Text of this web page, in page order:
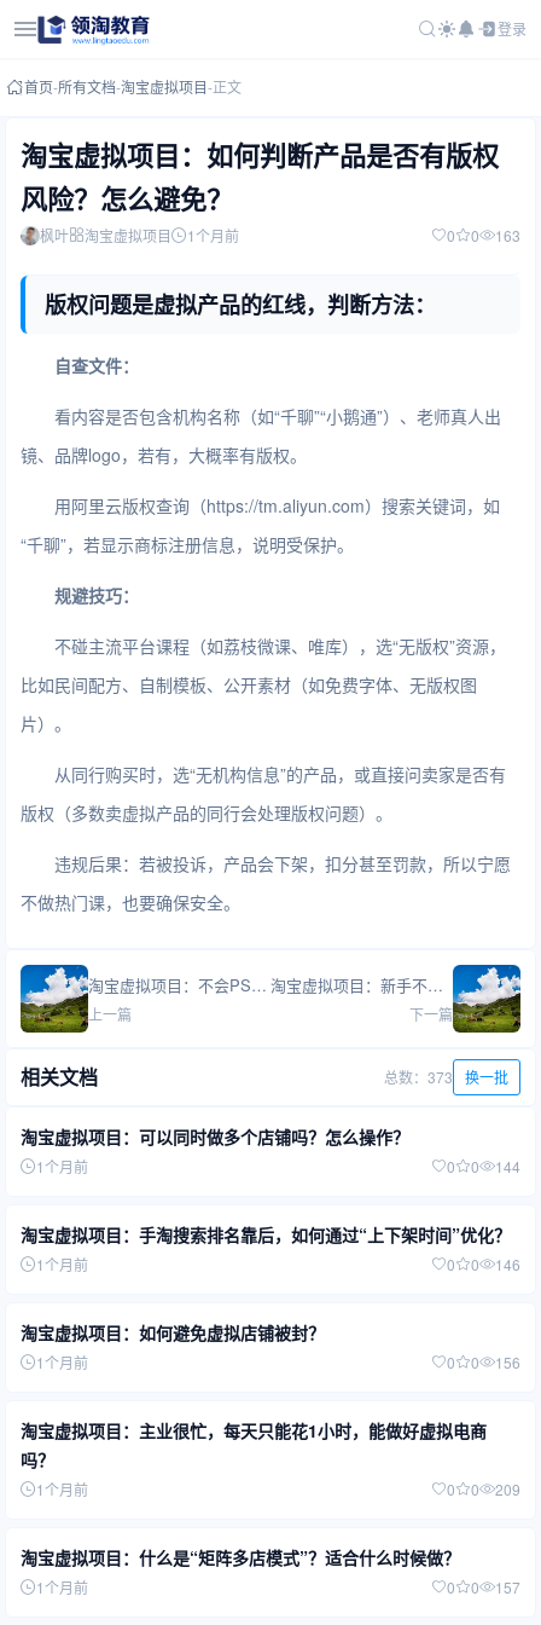
登录
首页-所有文档-淘宝虚拟项目-正文
淘宝虚拟项目：如何判断产品是否有版权
风险？怎么避免？
枫叶 淘宝虚拟项目 1个月前 0 0 163
版权问题是虚拟产品的红线，判断方法：
自查文件：
看内容是否包含机构名称（如“千聊”“小鹅通”）、老师真人出
镜、品牌logo，若有，大概率有版权。
用阿里云版权查询（https://tm.aliyun.com）搜索关键词，如
“千聊”，若显示商标注册信息，说明受保护。
规避技巧：
不碰主流平台课程（如荔枝微课、唯库），选“无版权”资源，
比如民间配方、自制模板、公开素材（如免费字体、无版权图
片）。
从同行购买时，选“无机构信息”的产品，或直接问卖家是否有
版权（多数卖虚拟产品的同行会处理版权问题）。
违规后果：若被投诉，产品会下架，扣分甚至罚款，所以宁愿
不做热门课，也要确保安全。
淘宝虚拟项目：不会PS怎么做高点击主图？有哪些偷懒技巧？
上一篇
淘宝虚拟项目：新手不会选品怎么办？有哪些简单方法？
下一篇
相关文档 总数：373 换一批
淘宝虚拟项目：可以同时做多个店铺吗？怎么操作？
1个月前 0 0 144
淘宝虚拟项目：手淘搜索排名靠后，如何通过“上下架时间”优化？
1个月前 0 0 146
淘宝虚拟项目：如何避免虚拟店铺被封？
1个月前 0 0 156
淘宝虚拟项目：主业很忙，每天只能花1小时，能做好虚拟电商
吗？
1个月前 0 0 209
淘宝虚拟项目：什么是“矩阵多店模式”？适合什么时候做？
1个月前 0 0 157